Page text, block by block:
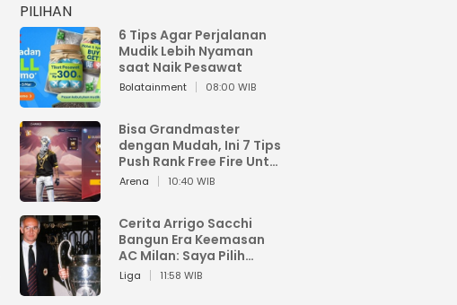
PILIHAN
6 Tips Agar Perjalanan
Mudik Lebih Nyaman
saat Naik Pesawat
Bolatainment 08:00 WIB
Bisa Grandmaster
dengan Mudah, Ini 7 Tips
Push Rank Free Fire Untuk
Pemula
Arena 10:40 WIB
Cerita Arrigo Sacchi
Bangun Era Keemasan
AC Milan: Saya Pilih
Pemain dari Isi Otaknya
Liga 11:58 WIB